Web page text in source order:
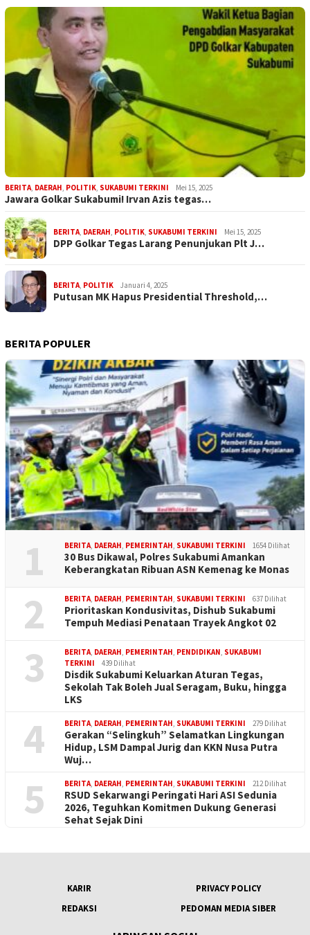
BERITA, DAERAH, POLITIK, SUKABUMI TERKINI Mei 15, 2025
Jawara Golkar Sukabumi! Irvan Azis tegas…
BERITA, DAERAH, POLITIK, SUKABUMI TERKINI Mei 15, 2025
DPP Golkar Tegas Larang Penunjukan Plt J…
BERITA, POLITIK Januari 4, 2025
Putusan MK Hapus Presidential Threshold,…
BERITA POPULER
1 BERITA, DAERAH, PEMERINTAH, SUKABUMI TERKINI 1654 Dilihat
30 Bus Dikawal, Polres Sukabumi Amankan
Keberangkatan Ribuan ASN Kemenag ke Monas
2 BERITA, DAERAH, PEMERINTAH, SUKABUMI TERKINI 637 Dilihat
Prioritaskan Kondusivitas, Dishub Sukabumi
Tempuh Mediasi Penataan Trayek Angkot 02
3 BERITA, DAERAH, PEMERINTAH, PENDIDIKAN, SUKABUMI
TERKINI
439 Dilihat
Disdik Sukabumi Keluarkan Aturan Tegas,
Sekolah Tak Boleh Jual Seragam, Buku, hingga
LKS
4 BERITA, DAERAH, PEMERINTAH, SUKABUMI TERKINI 279 Dilihat
Gerakan “Selingkuh” Selamatkan Lingkungan
Hidup, LSM Dampal Jurig dan KKN Nusa Putra
Wuj…
5 BERITA, DAERAH, PEMERINTAH, SUKABUMI TERKINI 212 Dilihat
RSUD Sekarwangi Peringati Hari ASI Sedunia
2026, Teguhkan Komitmen Dukung Generasi
Sehat Sejak Dini
KARIR
PRIVACY POLICY
REDAKSI
PEDOMAN MEDIA SIBER